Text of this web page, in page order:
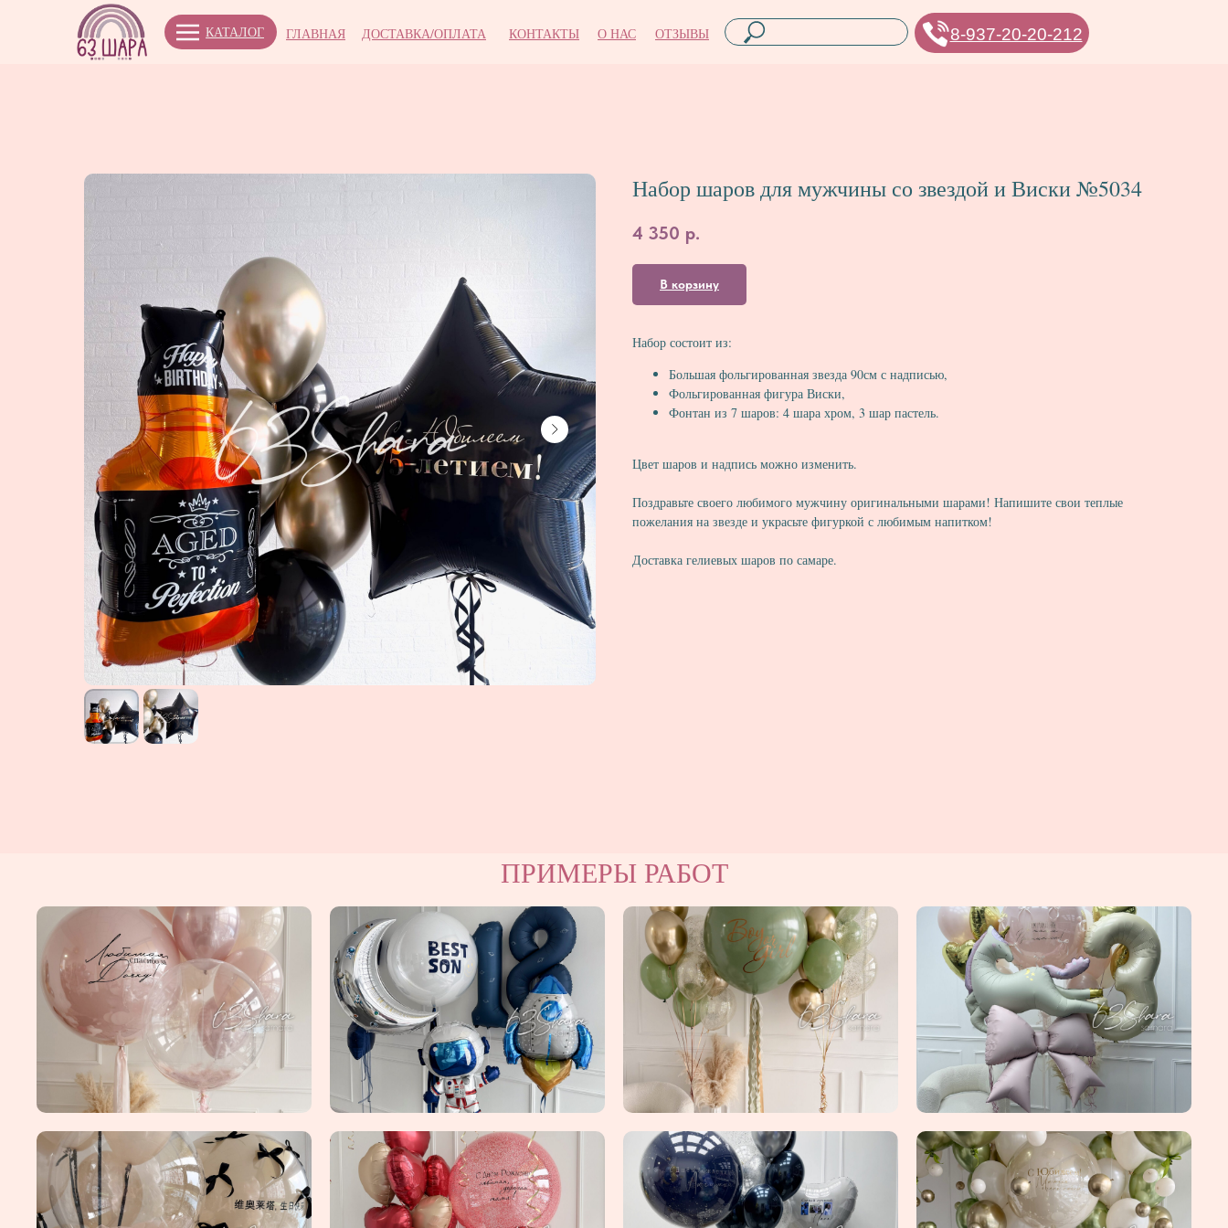
ДОСТАВКА/ОПЛАТА
ГЛАВНАЯ КОНТАКТЫ О НАС ОТЗЫВЫ 8-937-20-20-212
КАТАЛОГ
Набор шаров для мужчины со звездой и Виски №5034
4 350 р.
В корзину
Набор состоит из:
Большая фольгированная звезда 90см с надписью,
Фольгированная фигура Виски,
Фонтан из 7 шаров: 4 шара хром, 3 шар пастель.
Цвет шаров и надпись можно изменить.
Поздравьте своего любимого мужчину оригинальными шарами! Напишите свои теплые
пожелания на звезде и украсьте фигуркой с любимым напитком!
Доставка гелиевых шаров по самаре.
ПРИМЕРЫ РАБОТ